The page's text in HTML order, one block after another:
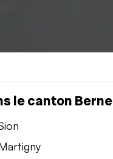
le canton Berne